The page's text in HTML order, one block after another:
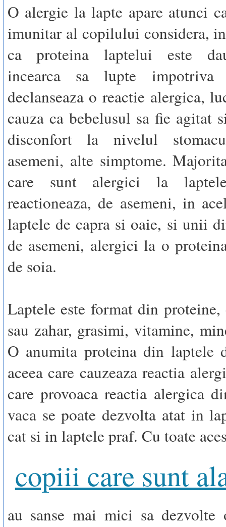
O alergie la lapte apare atunci
imunitar al copilului considera,
ca proteina laptelui este
incearca sa lupte impotriva
declanseaza o reactie alergica,
cauza ca bebelusul sa fie agitat
disconfort la nivelul
asemeni, alte simptome.
care sunt alergici la
reactioneaza, de asemeni, in
laptele de capra si oaie, si unii
de asemeni, alergici la o
de soia.
Laptele este format din
sau zahar, grasimi, vitamine,
O anumita proteina din laptele
aceea care cauzeaza reactia
care provoaca reactia alergica
vaca se poate dezvolta atat in
cat si in laptele praf. Cu toate
copiii care sunt
au sanse mai mici sa